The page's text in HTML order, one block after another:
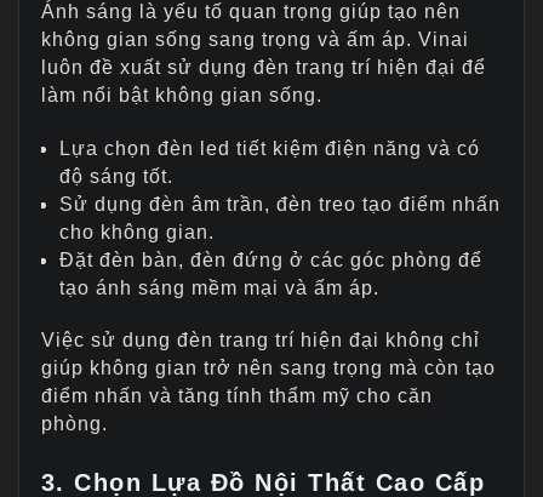
Ánh sáng là yếu tố quan trọng giúp tạo nên
không gian sống sang trọng và ấm áp. Vinai
luôn đề xuất sử dụng đèn trang trí hiện đại để
làm nổi bật không gian sống.
Lựa chọn đèn led tiết kiệm điện năng và có
độ sáng tốt.
Sử dụng đèn âm trần, đèn treo tạo điểm nhấn
cho không gian.
Đặt đèn bàn, đèn đứng ở các góc phòng để
tạo ánh sáng mềm mại và ấm áp.
Việc sử dụng đèn trang trí hiện đại không chỉ
giúp không gian trở nên sang trọng mà còn tạo
điểm nhấn và tăng tính thẩm mỹ cho căn
phòng.
3. Chọn Lựa Đồ Nội Thất Cao Cấp